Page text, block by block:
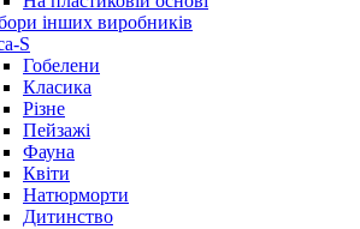
інших виробників
S
Гобелени
Класика
Різне
Пейзажі
Фауна
Квіти
Натюрморти
Дитинство